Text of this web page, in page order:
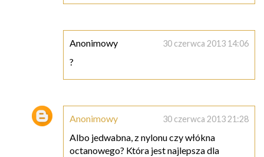
Anonimowy 30 czerwca 2013 14:06
?
Anonimowy 30 czerwca 2013 21:28
Albo jedwabna, z nylonu czy włókna
octanowego? Która jest najlepsza dla